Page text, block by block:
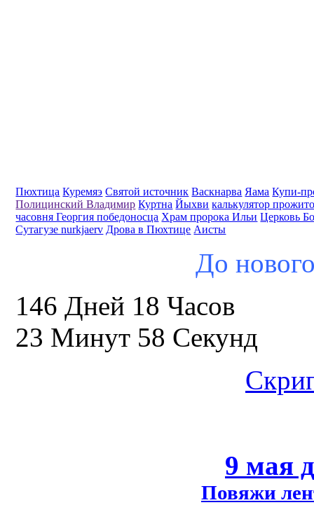
Пюхтица Куремяэ Святой источник Васкнарва Яама Купи-
Полицинский Владимир Куртна Йыхви калькулятор
часовня Георгия победоносца Храм пророка Ильи Церковь
Сутагузе nurkjaerv Дрова в Пюхтице Аисты
До
146 Дней 18 Часов
23 Минут 57 Секунд
9 мая
Повяжи